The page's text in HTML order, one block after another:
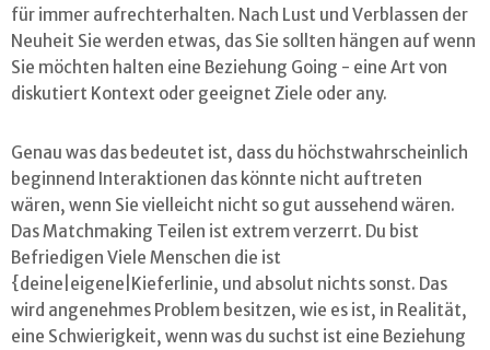
für immer aufrechterhalten. Nach Lust und Verblassen der
Neuheit Sie werden etwas, das Sie sollten hängen auf wenn
Sie möchten halten eine Beziehung Going - eine Art von
diskutiert Kontext oder geeignet Ziele oder any.
Genau was das bedeutet ist, dass du höchstwahrscheinlich
beginnend Interaktionen das könnte nicht auftreten
wären, wenn Sie vielleicht nicht so gut aussehend wären.
Das Matchmaking Teilen ist extrem verzerrt. Du bist
Befriedigen Viele Menschen die ist
{deine|eigene|Kieferlinie, und absolut nichts sonst. Das
wird angenehmes Problem besitzen, wie es ist, in Realität,
eine Schwierigkeit, wenn was du suchst ist eine Beziehung